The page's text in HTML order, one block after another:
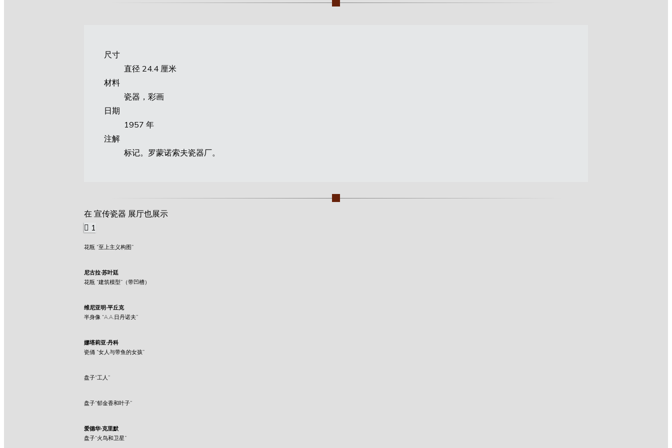
尺寸
直径 24.4 厘米
材料
瓷器，彩画
日期
1957 年
注解
标记。罗蒙诺索夫瓷器厂。
在 宣传瓷器 展厅也展示
1
花瓶 “至上主义构图”
尼古拉·苏叶廷
花瓶 “建筑模型”（带凹槽）
维尼亚明·平丘克
半身像 “A.A.日丹诺夫”
娜塔莉亚·丹科
瓷俑 “女人与带鱼的女孩”
盘子“工人”
盘子“郁金香和叶子”
爱德华·克里默
盘子“火鸟和卫星”